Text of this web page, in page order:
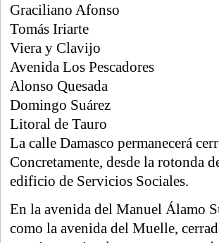
Graciliano Afonso
Tomás Iriarte
Viera y Clavijo
Avenida Los Pescadores
Alonso Quesada
Domingo Suárez
Litoral de Tauro
La calle Damasco permanecerá
Concretamente, desde la rotonda
edificio de Servicios Sociales.
En la avenida del Manuel Álamo
como la avenida del Muelle,